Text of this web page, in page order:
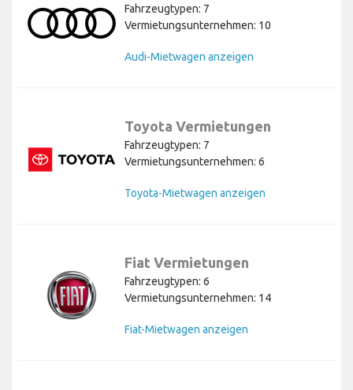
Fahrzeugtypen: 7
Vermietungsunternehmen: 10
Audi-Mietwagen anzeigen
Toyota Vermietungen
Fahrzeugtypen: 7
Vermietungsunternehmen: 6
Toyota-Mietwagen anzeigen
Fiat Vermietungen
Fahrzeugtypen: 6
Vermietungsunternehmen: 14
Fiat-Mietwagen anzeigen